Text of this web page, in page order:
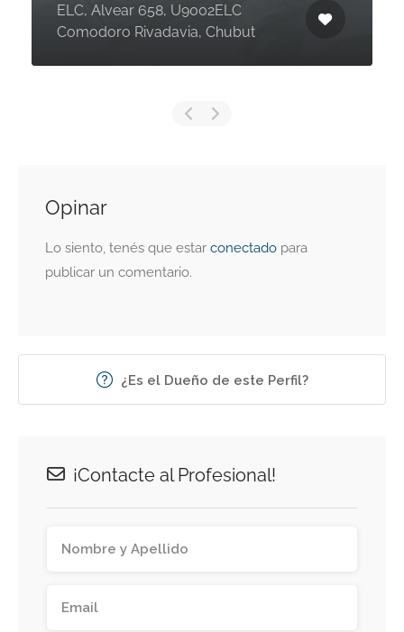
ELC, Alvear 658, U9002ELC
Comodoro Rivadavia, Chubut
Opinar
Lo siento, tenés que estar conectado para
publicar un comentario.
¿Es el Dueño de este Perfil?
¡Contacte al Profesional!